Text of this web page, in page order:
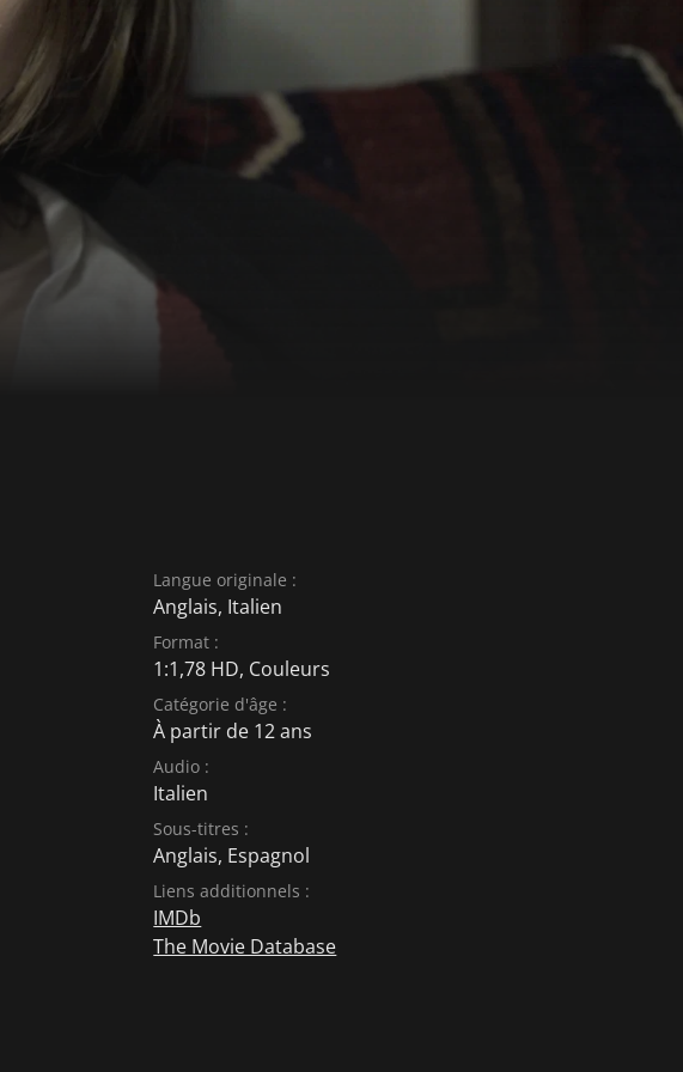
Langue originale :
Anglais, Italien
Format :
1:1,78 HD, Couleurs
Catégorie d'âge :
À partir de 12 ans
Audio :
Italien
Sous-titres :
Anglais, Espagnol
Liens additionnels :
IMDb
The Movie Database